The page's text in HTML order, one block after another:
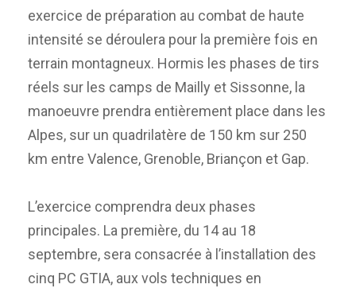
exercice de préparation au combat de haute
intensité se déroulera pour la première fois en
terrain montagneux. Hormis les phases de tirs
réels sur les camps de Mailly et Sissonne, la
manoeuvre prendra entièrement place dans les
Alpes, sur un quadrilatère de 150 km sur 250
km entre Valence, Grenoble, Briançon et Gap.
L’exercice comprendra deux phases
principales. La première, du 14 au 18
septembre, sera consacrée à l’installation des
cinq PC GTIA, aux vols techniques en